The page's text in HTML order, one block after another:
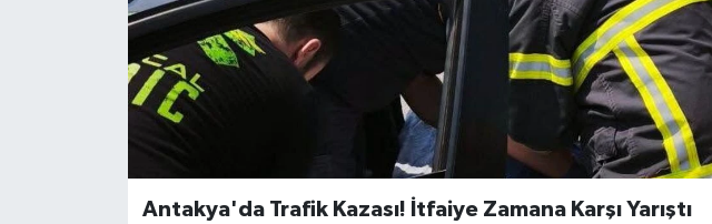
Antakya'da Trafik Kazası! İtfaiye Zamana Karşı Yarıştı